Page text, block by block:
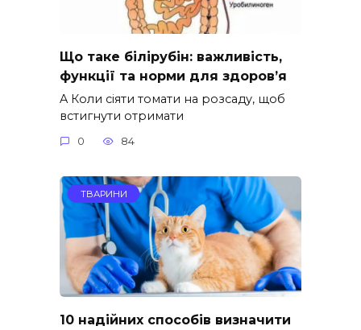
Що таке білірубін: важливість,
функції та норми для здоров’я
A Коли сіяти томати на розсаду, щоб
встигнути отримати
0 84
ТВАРИНИ
10 надійних способів визначити